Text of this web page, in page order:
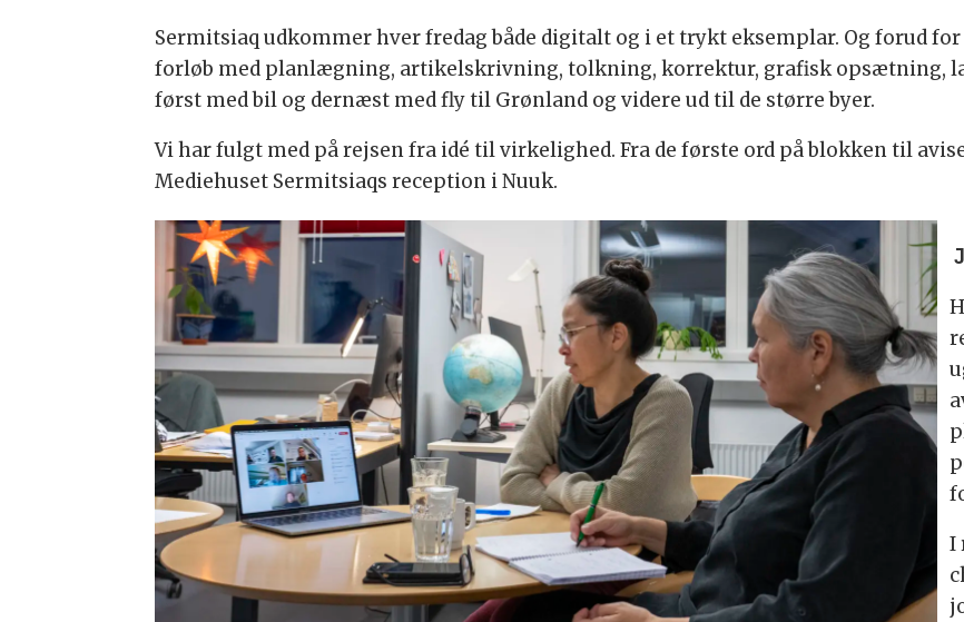
Sermitsiaq udkommer hver fredag både digitalt og i et trykt eksemplar. Og forud
forløb med planlægning, artikelskrivning, tolkning, korrektur, grafisk opsætning,
først med bil og dernæst med fly til Grønland og videre ud til de større byer.
Vi har fulgt med på rejsen fra idé til virkelighed. Fra de første ord på blokken til
Mediehuset Sermitsiaqs reception i Nuuk.
I